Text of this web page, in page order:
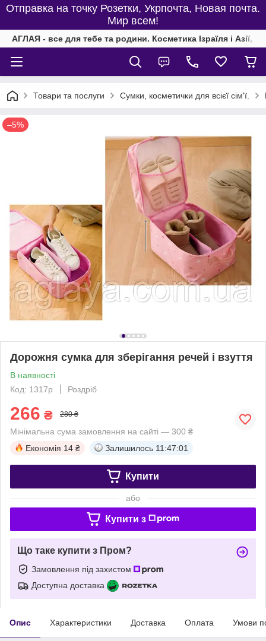
Отправка на точку Розетки, Укрпочта, Новая почта.
Мир всем!
АГЛАЯ - все для тебе та родини. Косметика Ізраїля і Азії,
Товари та послуги Сумки, косметички для всієї сім'ї.
–5%
Дорожня сумка для зберігання речей і взуття
В наявності
Код: 1317р
Роздріб
266 ₴ 280 ₴
Мінімальна сума замовлення на сайті — 300 ₴
Економія 14 ₴ Залишилось 11:47:01
Купити
або
Купити з
Що таке купити з Пром?
Замовлення під захистом
Доступна доставка
Опис Характеристики Доставка Оплата Умови